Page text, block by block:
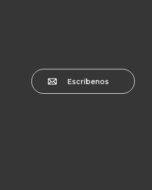
Escríbenos